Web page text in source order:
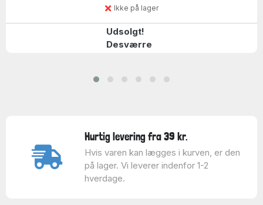
Ikke på lager
Udsolgt!
Desværre
Hurtig levering fra 39 kr.
Hvis varen kan lægges i kurven, er den
på lager. Vi leverer indenfor 1-2
hverdage.